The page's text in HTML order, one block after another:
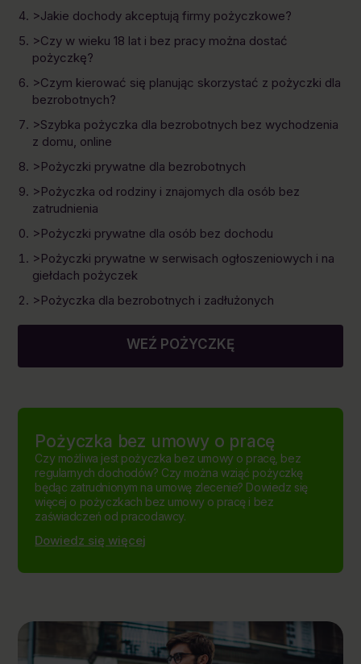
>Jakie dochody akceptują firmy pożyczkowe?
>Czy w wieku 18 lat i bez pracy można dostać
pożyczkę?
>Czym kierować się planując skorzystać z pożyczki dla
bezrobotnych?
>Szybka pożyczka dla bezrobotnych bez wychodzenia
z domu, online
>Pożyczki prywatne dla bezrobotnych
>Pożyczka od rodziny i znajomych dla osób bez
zatrudnienia
>Pożyczki prywatne dla osób bez dochodu
>Pożyczki prywatne w serwisach ogłoszeniowych i na
giełdach pożyczek
>Pożyczka dla bezrobotnych i zadłużonych
WEŹ POŻYCZKĘ
Pożyczka bez umowy o pracę
Czy możliwa jest pożyczka bez umowy o pracę, bez
regularnych dochodów? Czy można wziąć pożyczkę
będąc zatrudnionym na umowę zlecenie? Dowiedz się
więcej o pożyczkach bez umowy o pracę i bez
zaświadczeń od pracodawcy.
Dowiedz się więcej